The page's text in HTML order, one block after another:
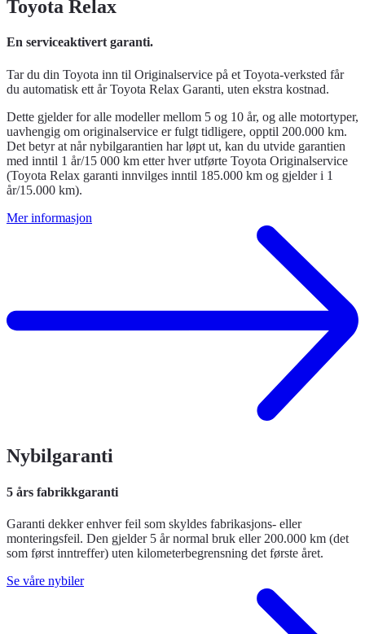
Toyota Relax
En serviceaktivert garanti.
Tar du din Toyota inn til Originalservice på et Toyota-verksted får
du automatisk ett år Toyota Relax Garanti, uten ekstra kostnad.
Dette gjelder for alle modeller mellom 5 og 10 år, og alle motortyper,
uavhengig om originalservice er fulgt tidligere, opptil 200.000 km.
Det betyr at når nybilgarantien har løpt ut, kan du utvide garantien
med inntil 1 år/15 000 km etter hver utførte Toyota Originalservice
(Toyota Relax garanti innvilges inntil 185.000 km og gjelder i 1
år/15.000 km).
Mer informasjon
Nybilgaranti
5 års fabrikkgaranti
Garanti dekker enhver feil som skyldes fabrikasjons- eller
monteringsfeil. Den gjelder 5 år normal bruk eller 200.000 km (det
som først inntreffer) uten kilometerbegrensning det første året.
Se våre nybiler